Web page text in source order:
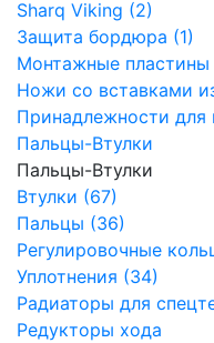
Sharq Viking (2)
Защита бордюра (1)
Монтажные пластины
Ножи со вставками
Принадлежности для
Пальцы-Втулки
Пальцы-Втулки
Втулки (67)
Пальцы (36)
Регулировочные
Уплотнения (34)
Радиаторы для
Редукторы хода